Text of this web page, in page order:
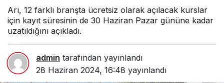
Arı, 12 farklı branşta ücretsiz olarak açılacak kurslar
için kayıt süresinin de 30 Haziran Pazar gününe kadar
uzatıldığını açıkladı.
admin tarafından yayınlandı
28 Haziran 2024, 16:48 yayınlandı